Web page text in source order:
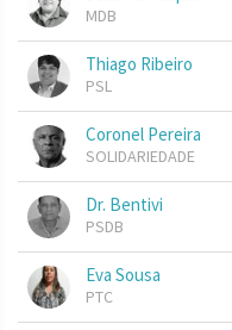
MDB
Thiago Ribeiro
PSL
Coronel Pereira
SOLIDARIEDADE
Dr. Bentivi
PSDB
Eva Sousa
PTC